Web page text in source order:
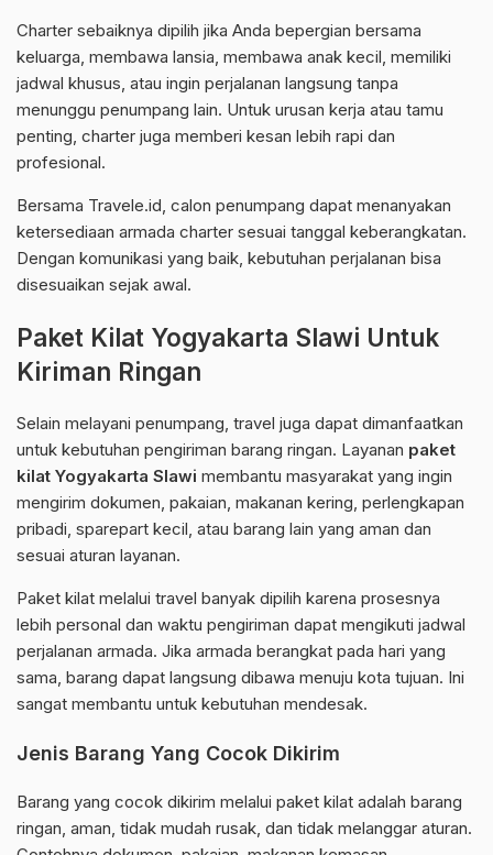
Charter sebaiknya dipilih jika Anda bepergian bersama
keluarga, membawa lansia, membawa anak kecil, memiliki
jadwal khusus, atau ingin perjalanan langsung tanpa
menunggu penumpang lain. Untuk urusan kerja atau tamu
penting, charter juga memberi kesan lebih rapi dan
profesional.
Bersama Travele.id, calon penumpang dapat menanyakan
ketersediaan armada charter sesuai tanggal keberangkatan.
Dengan komunikasi yang baik, kebutuhan perjalanan bisa
disesuaikan sejak awal.
Paket Kilat Yogyakarta Slawi Untuk
Kiriman Ringan
Selain melayani penumpang, travel juga dapat dimanfaatkan
untuk kebutuhan pengiriman barang ringan. Layanan paket
kilat Yogyakarta Slawi membantu masyarakat yang ingin
mengirim dokumen, pakaian, makanan kering, perlengkapan
pribadi, sparepart kecil, atau barang lain yang aman dan
sesuai aturan layanan.
Paket kilat melalui travel banyak dipilih karena prosesnya
lebih personal dan waktu pengiriman dapat mengikuti jadwal
perjalanan armada. Jika armada berangkat pada hari yang
sama, barang dapat langsung dibawa menuju kota tujuan. Ini
sangat membantu untuk kebutuhan mendesak.
Jenis Barang Yang Cocok Dikirim
Barang yang cocok dikirim melalui paket kilat adalah barang
ringan, aman, tidak mudah rusak, dan tidak melanggar aturan.